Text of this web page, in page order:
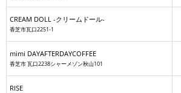
CREAM DOLL -クリームドール-
香芝市瓦口2251-1
mimi DAYAFTERDAYCOFFEE
香芝市 瓦口2238シャーメゾン秋山101
RISE